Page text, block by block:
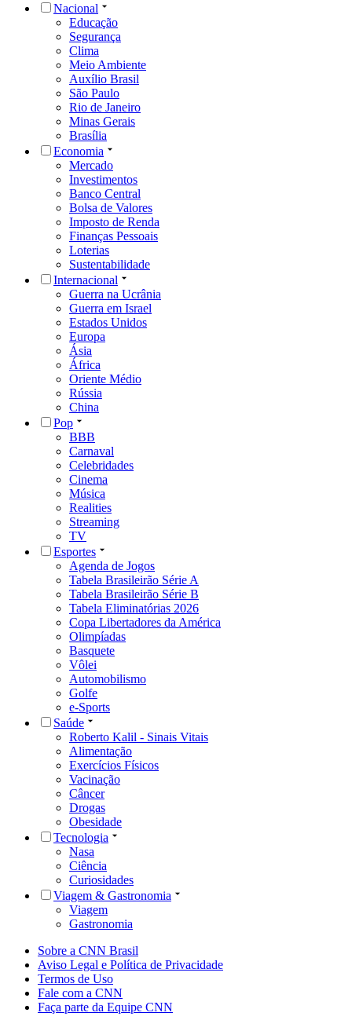
Nacional
Educação
Segurança
Clima
Meio Ambiente
Auxílio Brasil
São Paulo
Rio de Janeiro
Minas Gerais
Brasília
Economia
Mercado
Investimentos
Banco Central
Bolsa de Valores
Imposto de Renda
Finanças Pessoais
Loterias
Sustentabilidade
Internacional
Guerra na Ucrânia
Guerra em Israel
Estados Unidos
Europa
Ásia
África
Oriente Médio
Rússia
China
Pop
BBB
Carnaval
Celebridades
Cinema
Música
Realities
Streaming
TV
Esportes
Agenda de Jogos
Tabela Brasileirão Série A
Tabela Brasileirão Série B
Tabela Eliminatórias 2026
Copa Libertadores da América
Olimpíadas
Basquete
Vôlei
Automobilismo
Golfe
e-Sports
Saúde
Roberto Kalil - Sinais Vitais
Alimentação
Exercícios Físicos
Vacinação
Câncer
Drogas
Obesidade
Tecnologia
Nasa
Ciência
Curiosidades
Viagem & Gastronomia
Viagem
Gastronomia
Sobre a CNN Brasil
Aviso Legal e Política de Privacidade
Termos de Uso
Fale com a CNN
Faça parte da Equipe CNN